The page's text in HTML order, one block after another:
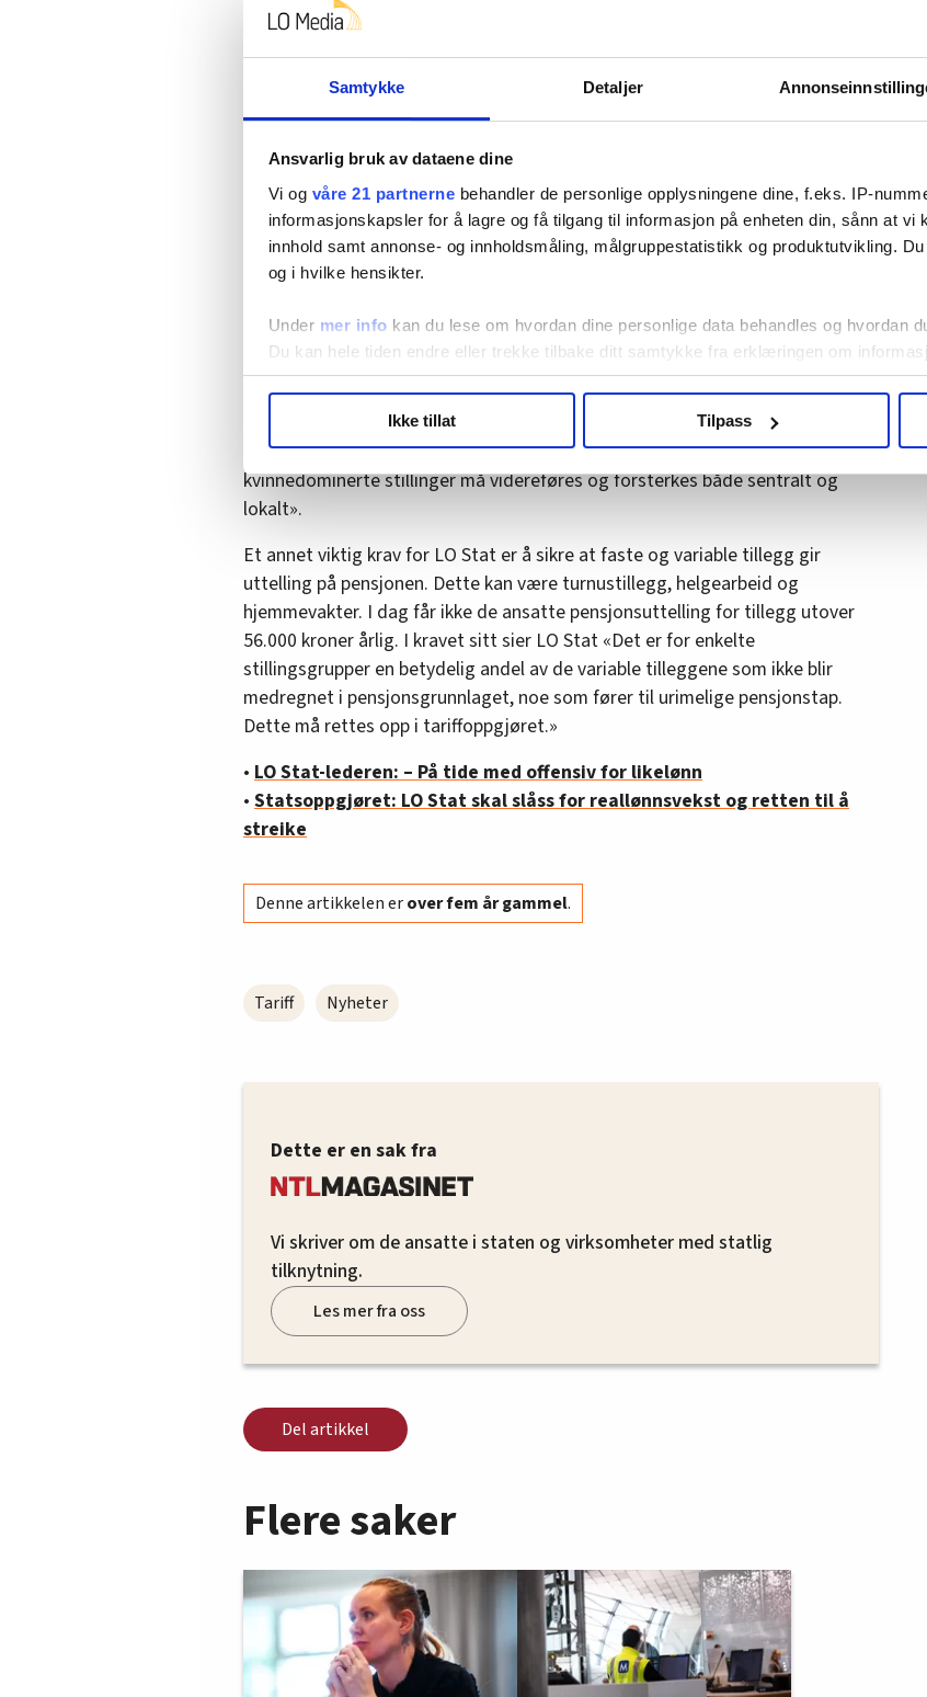
Samtykke Detaljer
Ansvarlig bruk av dataene dine
Vi og våre 21 partnerne behandler de personlige opplysningene dine, f.eks. IP-
informasjonskapsler for å lagre og få tilgang til informasjon på enheten din, sånn at vi
innhold samt annonse- og innholdsmåling, målgruppestatistikk og produktutvikling.
og i hvilke hensikter.
Under mer info kan du lese om hvordan dine personlige data behandles og hvordan
Du kan hele tiden endre eller trekke tilbake ditt samtykke fra erklæringen om
hvordan våre nettsider blir brukt slik at vi tilby relevant innhold, tilpassede annonser
annonsering. Disse er angitt i oversikten lengre ned på denne siden.
Ikke tillat Tilpass
og Unio står knallhardt på kravet om et stort, sentralt tillegg.
Aas mener at den eneste måten å sikre økt kjøpekraft for alle på, er stort
generelt tillegg på sentralt nivå for å kompensere for mindrelønnsutviklingen
de siste to årene.
– Mange har ikke fått noe som helst. De har altså endt opp med en
reallønnsnedgang fordi de store pottene er kjørt ut lokalt.
NFF krever bedre uttelling på pensjonen for variable tillegg
Likelønn og variable tillegg
mellom kvinner og menns lønn over tid, økte forskjellen i fjor med 0,5
prosentpoeng. I sitt første krav til staten skriver LO Stat at kvinner og menn
skal lønnes likt og at «arbeidet for likelønn og bedre verdsetting av
kvinnedominerte stillinger må videreføres og forsterkes både sentralt og
lokalt».
Et annet viktig krav for LO Stat er å sikre at faste og variable tillegg gir
uttelling på pensjonen. Dette kan være turnustillegg, helgearbeid og
hjemmevakter. I dag får ikke de ansatte pensjonsuttelling for tillegg utover
56.000 kroner årlig. I kravet sitt sier LO Stat «Det er for enkelte
stillingsgrupper en betydelig andel av de variable tilleggene som ikke blir
medregnet i pensjonsgrunnlaget, noe som fører til urimelige pensjonstap.
Dette må rettes opp i tariffoppgjøret.»
• LO Stat-lederen: – På tide med offensiv for likelønn
• Statsoppgjøret: LO Stat skal slåss for reallønnsvekst og retten til å
streike
Denne artikkelen erover fem år gammel.
Tariff Nyheter
Dette er en sak fra
Vi skriver om de ansatte i staten og virksomheter med statlig
tilknytning.
Les mer fra oss
Del artikkel
Flere saker